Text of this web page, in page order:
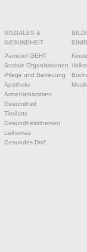
SOZIALES &
GESUNDHEIT
Parndorf GEHT
Soziale Organisationen
Pflege und Betreuung
Apotheke
Ärzte/Hebammen
Gesundheit
Tierärzte
Gesundheitsthemen
Leihomas
Gesundes Dorf